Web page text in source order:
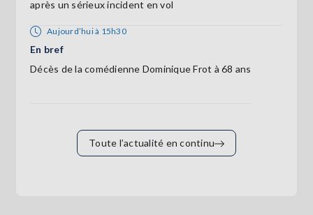
après un sérieux incident en vol
Aujourd’hui à 15h30
En bref
Décès de la comédienne Dominique Frot à 68 ans
Toute l’actualité en continu